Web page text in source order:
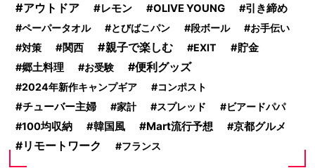
アウトドア レモン OLIVE YOUNG 引き締め
ペーパータオル とびばこパン 段ボール
お手伝い
対策
関西 親子で楽しむ EXIT
貯金
郷土料理
お受験 便利グッズ
2024年新作キャンプギア コンポスト
チューバー主婦 家計 スプレッド ビアードパパ
100均収納 韓国風 Mart流行予想 京都グルメ
リモートワーク フランス